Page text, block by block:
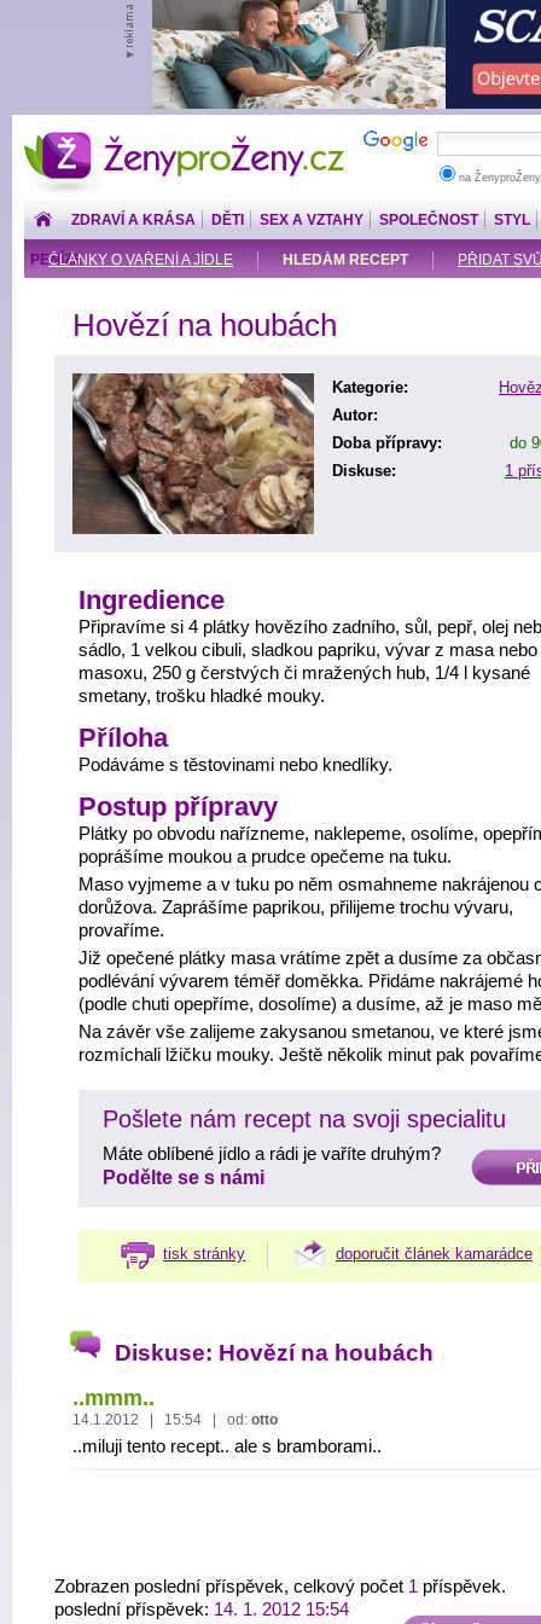
ŽenyproŽeny.cz
na
ZDRAVÍ A KRÁSA DĚTI SEX A VZTAHY SPOLEČNOST STYL
ČLÁNKY O VAŘENÍ A JÍDLE HLEDÁM RECEPT PŘIDAT
PENÍZE
Hovězí na houbách
Kategorie:
Autor:
Doba přípravy:
do
Diskuse:
1
Ingredience
Připravíme si 4 plátky hovězího zadního, sůl, pepř, olej
sádlo, 1 velkou cibuli, sladkou papriku, vývar z masa nebo
masoxu, 250 g čerstvých či mražených hub, 1/4 l kysané
smetany, trošku hladké mouky.
Příloha
Podáváme s těstovinami nebo knedlíky.
Postup přípravy
Plátky po obvodu nařízneme, naklepeme, osolíme,
poprášíme moukou a prudce opečeme na tuku.
Maso vyjmeme a v tuku po něm osmahneme nakrájenou
dorůžova. Zaprášíme paprikou, přilijeme trochu vývaru,
provaříme.
Již opečené plátky masa vrátíme zpět a dusíme za
podlévání vývarem téměř doměkka. Přidáme nakrájemé
(podle chuti opepříme, dosolíme) a dusíme, až je maso
Na závěr vše zalijeme zakysanou smetanou, ve které
rozmíchali lžičku mouky. Ještě několik minut pak
Pošlete nám recept na svoji specialitu
PŘIDAT
Máte oblíbené jídlo a rádi je vaříte druhým?
Podělte se s námi
tisk stránky doporučit článek kamarádce
Diskuse: Hovězí na houbách
..mmm..
14.1.2012 | 15:54 | od: otto
..miluji tento recept.. ale s bramborami..
Zobrazen poslední příspěvek, celkový počet 1 příspěvek.
poslední příspěvek: 14. 1. 2012 15:54